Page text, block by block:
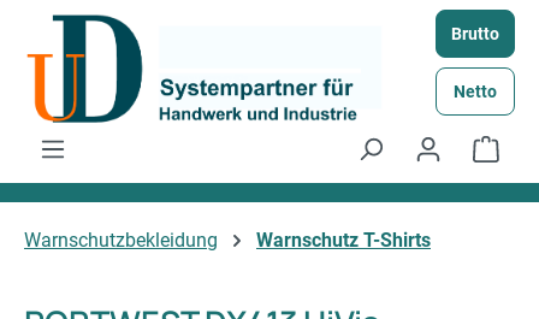
Zum Hauptinhalt springen Brutto
Netto
Warnschutzbekleidung Warnschutz T-Shirts